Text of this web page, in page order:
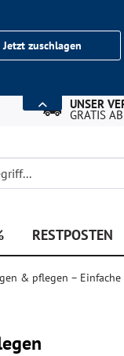
Jetzt zuschlagen
UNSER
GRATIS
RESTPOSTEN
& pflegen –